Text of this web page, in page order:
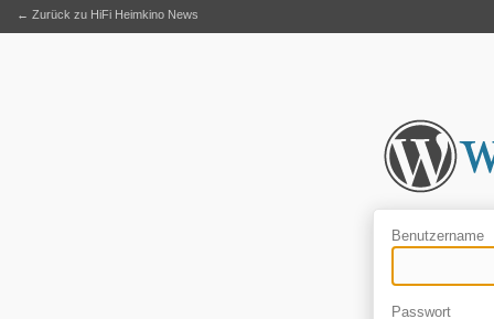
Benutzername
Passwort
← Zurück zu HiFi Heimkino News